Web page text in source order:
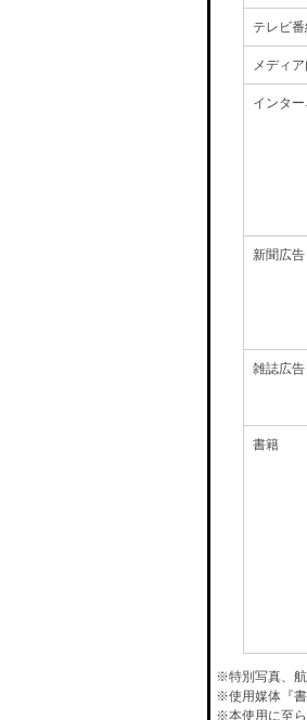
テレビ番
メディ
インター
新聞広告
雑誌広告
書籍
※特別写真、航
※使用媒体『書
※本使用に至ら